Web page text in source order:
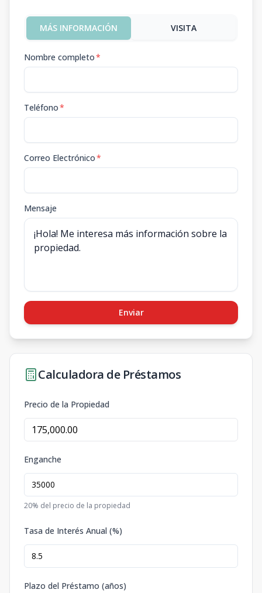
MÁS INFORMACIÓN VISITA
Nombre completo*
Teléfono*
Correo Electrónico*
Mensaje
Enviar
Calculadora de Préstamos
Precio de la Propiedad
Enganche
20% del precio de la propiedad
Tasa de Interés Anual (%)
Plazo del Préstamo (años)